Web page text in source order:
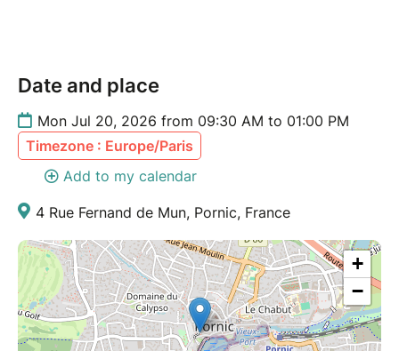
Date and place
Mon Jul 20, 2026 from 09:30 AM to 01:00 PM
Timezone : Europe/Paris
Add to my calendar
4 Rue Fernand de Mun, Pornic, France
+
−